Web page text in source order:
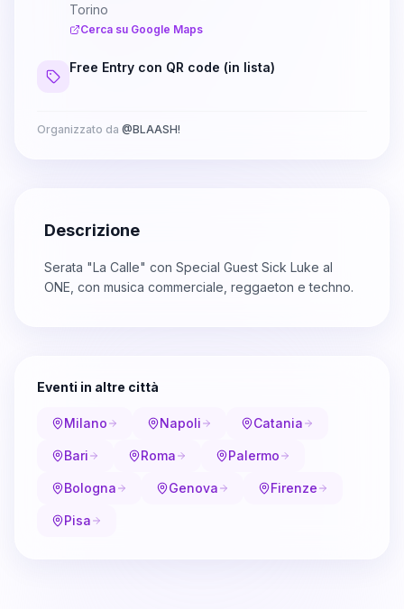
Torino
Cerca su Google Maps
Free Entry con QR code (in lista)
Organizzato da @BLAASH!
Descrizione
Serata "La Calle" con Special Guest Sick Luke al
ONE, con musica commerciale, reggaeton e techno.
Eventi in altre città
Milano Napoli Catania
Bari Roma Palermo
Bologna Genova Firenze
Pisa